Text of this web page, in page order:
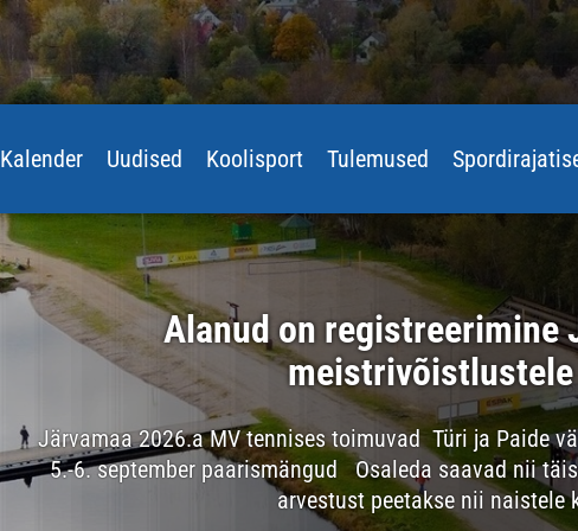
Kalender Uudised Koolisport Tulemused
Alanud on registreerimine
Järvamaa 2026.a MV tennises toimuvad Türi ja Paide
5.-6. september paarismängud Osaleda saavad nii
arvestust peetakse nii naistele